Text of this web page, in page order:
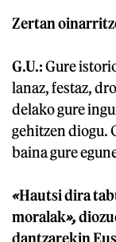
Zertan
G.U.:Gure
lanaz, festaz,
delako gure
gehitzen diogu.
baina gure
«Hautsi dira
moralak»,
dantzarekin